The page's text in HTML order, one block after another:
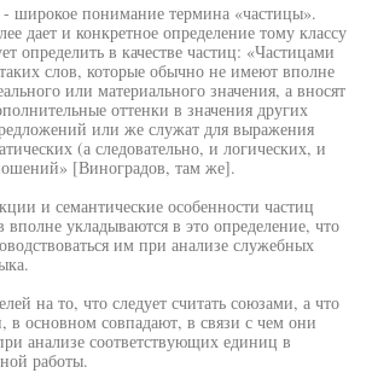
широкое понимание термина «частицы».
дает и конкретное определение тому классу
определить в качестве частиц: «Частицами
слов, которые обычно не имеют вполне
или материального значения, а вносят
оттенки в значения других
или же служат для выражения
(а следовательно, и логических, и
[Виноградов, там же].
и семантические особенности частиц
вполне укладываются в это определение, что
им при анализе служебных
на то, что следует считать союзами, а что
основном совпадают, в связи с чем они
анализе соответствующих единиц в
работы.